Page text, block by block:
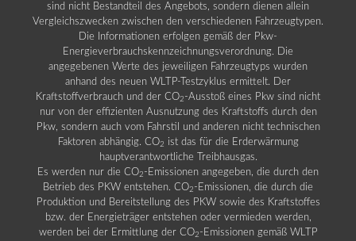
sind nicht Bestandteil des Angebots, sondern dienen allein
Vergleichszwecken zwischen den verschiedenen Fahrzeugtypen.
Die Informationen erfolgen gemäß der Pkw-
Energieverbrauchskennzeichnungsverordnung. Die
angegebenen Werte des jeweiligen Fahrzeugtyps wurden
anhand des neuen WLTP-Testzyklus ermittelt. Der
Kraftstoffverbrauch und der CO2 -Ausstoß eines Pkw sind nicht
nur von der effizienten Ausnutzung des Kraftstoffs durch den
Pkw, sondern auch vom Fahrstil und anderen nicht technischen
Faktoren abhängig. CO2 ist das für die Erderwärmung
hauptverantwortliche Treibhausgas.
Es werden nur die CO2 -Emissionen angegeben, die durch den
Betrieb des PKW entstehen. CO2 -Emissionen, die durch die
Produktion und Bereitstellung des PKW sowie des Kraftstoffes
bzw. der Energieträger entstehen oder vermieden werden,
werden bei der Ermittlung der CO2 -Emissionen gemäß WLTP